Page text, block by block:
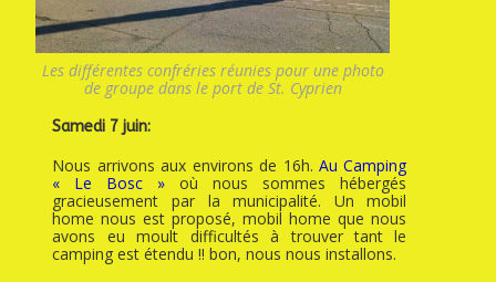
Les différentes confréries réunies pour une photo
de groupe dans le port de St. Cyprien
Samedi 7 juin:
Nous arrivons aux environs de 16h. Au Camping
« Le Bosc » où nous sommes hébergés
gracieusement par la municipalité. Un mobil
home nous est proposé, mobil home que nous
avons eu moult difficultés à trouver tant le
camping est étendu !! bon, nous nous installons.